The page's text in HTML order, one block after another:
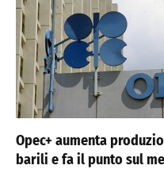
Opec+ aumenta
barili e fa il punto sul